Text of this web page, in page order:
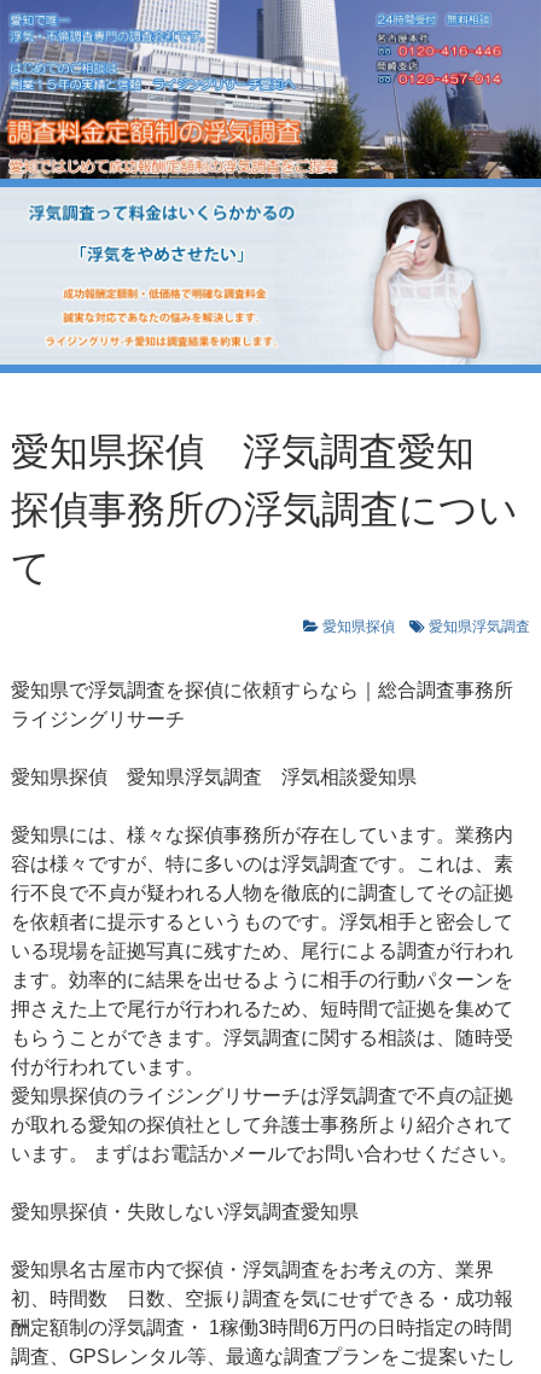
愛知県探偵 浮気調査愛知
探偵事務所の浮気調査につい
て
愛知県探偵 愛知県浮気調査
愛知県で浮気調査を探偵に依頼すらなら｜総合調査事務所
ライジングリサーチ
愛知県探偵 愛知県浮気調査 浮気相談愛知県
愛知県には、様々な探偵事務所が存在しています。業務内
容は様々ですが、特に多いのは浮気調査です。これは、素
行不良で不貞が疑われる人物を徹底的に調査してその証拠
を依頼者に提示するというものです。浮気相手と密会して
いる現場を証拠写真に残すため、尾行による調査が行われ
ます。効率的に結果を出せるように相手の行動パターンを
押さえた上で尾行が行われるため、短時間で証拠を集めて
もらうことができます。浮気調査に関する相談は、随時受
付が行われています。
愛知県探偵のライジングリサーチは浮気調査で不貞の証拠
が取れる愛知の探偵社として弁護士事務所より紹介されて
います。 まずはお電話かメールでお問い合わせください。
愛知県探偵・失敗しない浮気調査愛知県
愛知県名古屋市内で探偵・浮気調査をお考えの方、業界
初、時間数 日数、空振り調査を気にせずできる・成功報
酬定額制の浮気調査・ 1稼働3時間6万円の日時指定の時間
調査、GPSレンタル等、最適な調査プランをご提案いたし